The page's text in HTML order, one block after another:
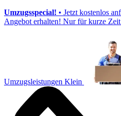
Umzugsspecial! • Jetzt kostenlos
Angebot erhalten! Nur für kurze
Umzugsleistungen Klein